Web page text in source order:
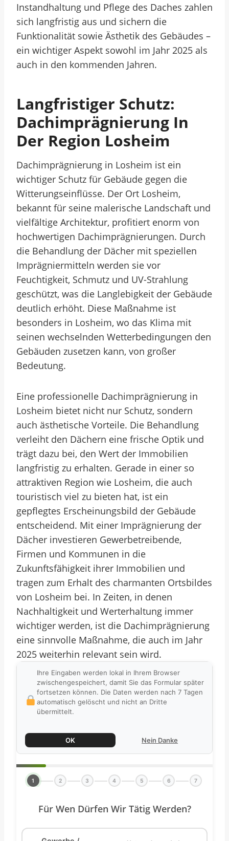
Instandhaltung und Pflege des Daches zahlen
sich langfristig aus und sichern die
Funktionalität sowie Ästhetik des Gebäudes –
ein wichtiger Aspekt sowohl im Jahr 2025 als
auch in den kommenden Jahren.
Langfristiger Schutz:
Dachimprägnierung In
Der Region Losheim
Dachimprägnierung in Losheim ist ein
wichtiger Schutz für Gebäude gegen die
Witterungseinflüsse. Der Ort Losheim,
bekannt für seine malerische Landschaft und
vielfältige Architektur, profitiert enorm von
hochwertigen Dachimprägnierungen. Durch
die Behandlung der Dächer mit speziellen
Imprägniermitteln werden sie vor
Feuchtigkeit, Schmutz und UV-Strahlung
geschützt, was die Langlebigkeit der Gebäude
deutlich erhöht. Diese Maßnahme ist
besonders in Losheim, wo das Klima mit
seinen wechselnden Wetterbedingungen den
Gebäuden zusetzen kann, von großer
Bedeutung.
Eine professionelle Dachimprägnierung in
Losheim bietet nicht nur Schutz, sondern
auch ästhetische Vorteile. Die Behandlung
verleiht den Dächern eine frische Optik und
trägt dazu bei, den Wert der Immobilien
langfristig zu erhalten. Gerade in einer so
attraktiven Region wie Losheim, die auch
touristisch viel zu bieten hat, ist ein
gepflegtes Erscheinungsbild der Gebäude
entscheidend. Mit einer Imprägnierung der
Dächer investieren Gewerbetreibende,
Firmen und Kommunen in die
Zukunftsfähigkeit ihrer Immobilien und
tragen zum Erhalt des charmanten Ortsbildes
von Losheim bei. In Zeiten, in denen
Nachhaltigkeit und Werterhaltung immer
wichtiger werden, ist die Dachimprägnierung
eine sinnvolle Maßnahme, die auch im Jahr
2025 weiterhin relevant sein wird.
Ihre Eingaben werden lokal in Ihrem Browser
zwischengespeichert, damit Sie das Formular später
fortsetzen können. Die Daten werden nach 7 Tagen
automatisch gelöscht und nicht an Dritte
übermittelt.
OK Nein Danke
1 2 3 4 5 6 7
Für Wen Dürfen Wir Tätig Werden?